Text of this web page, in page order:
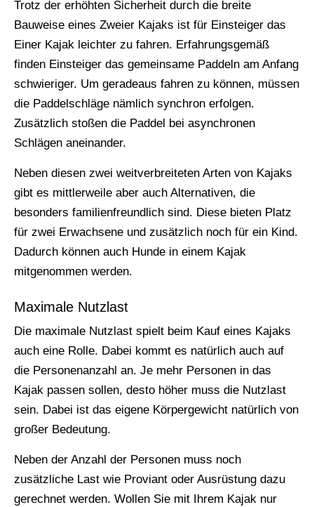
Trotz der erhöhten Sicherheit durch die breite
Bauweise eines Zweier Kajaks ist für Einsteiger das
Einer Kajak leichter zu fahren. Erfahrungsgemäß
finden Einsteiger das gemeinsame Paddeln am Anfang
schwieriger. Um geradeaus fahren zu können, müssen
die Paddelschläge nämlich synchron erfolgen.
Zusätzlich stoßen die Paddel bei asynchronen
Schlägen aneinander.
Neben diesen zwei weitverbreiteten Arten von Kajaks
gibt es mittlerweile aber auch Alternativen, die
besonders familienfreundlich sind. Diese bieten Platz
für zwei Erwachsene und zusätzlich noch für ein Kind.
Dadurch können auch Hunde in einem Kajak
mitgenommen werden.
Maximale Nutzlast
Die maximale Nutzlast spielt beim Kauf eines Kajaks
auch eine Rolle. Dabei kommt es natürlich auch auf
die Personenanzahl an. Je mehr Personen in das
Kajak passen sollen, desto höher muss die Nutzlast
sein. Dabei ist das eigene Körpergewicht natürlich von
großer Bedeutung.
Neben der Anzahl der Personen muss noch
zusätzliche Last wie Proviant oder Ausrüstung dazu
gerechnet werden. Wollen Sie mit Ihrem Kajak nur